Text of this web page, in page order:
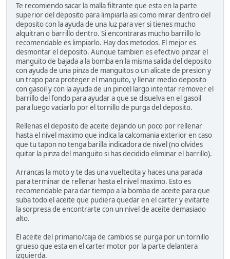
Te recomiendo sacar la malla filtrante que esta en la parte
superior del deposito para limpiarla asi como mirar dentro del
deposito con la ayuda de una luz para ver si tienes mucho
alquitran o barrillo dentro. Si encontraras mucho barrillo lo
recomendable es limpiarlo. Hay dos metodos. El mejor es
desmontar el deposito. Aunque tambien es efectivo pinzar el
manguito de bajada a la bomba en la misma salida del deposito
con ayuda de una pinza de manguitos o un alicate de presion y
un trapo para proteger el manguito, y llenar medio deposito
con gasoil y con la ayuda de un pincel largo intentar remover el
barrillo del fondo para ayudar a que se disuelva en el gasoil
para luego vaciarlo por el tornillo de purga del deposito.
Rellenas el deposito de aceite dejando un poco por rellenar
hasta el nivel maximo que indica la calcomania exterior en caso
que tu tapon no tenga barilla indicadora de nivel (no olvides
quitar la pinza del manguito si has decidido eliminar el barrillo).
Arrancas la moto y te das una vueltecita y haces una parada
para terminar de rellenar hasta el nivel maximo. Esto es
recomendable para dar tiempo a la bomba de aceite para que
suba todo el aceite que pudiera quedar en el carter y evitarte
la sorpresa de encontrarte con un nivel de aceite demasiado
alto.
El aceite del primario/caja de cambios se purga por un tornillo
grueso que esta en el carter motor por la parte delantera
izquierda.